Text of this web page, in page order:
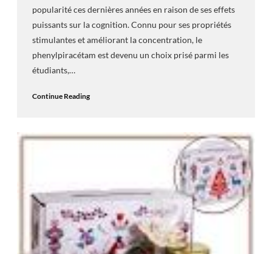
popularité ces dernières années en raison de ses effets
puissants sur la cognition. Connu pour ses propriétés
stimulantes et améliorant la concentration, le
phenylpiracétam est devenu un choix prisé parmi les
étudiants,…
Continue Reading